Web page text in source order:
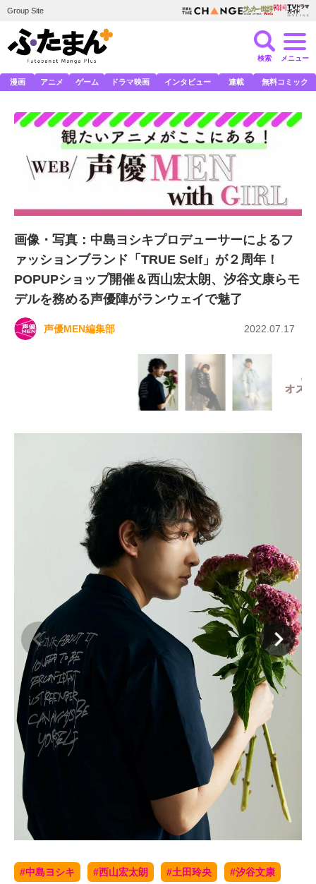
Group Site
検索 メニュー
漫画 アニメ ゲーム ドラマ映画 インタビュー 連載 無料コミック
画像・写真：中島ヨシキプロデューサーによるフ
ァッションブランド「TRUE Self」が２周年！
POPUPショップ開催＆西山宏太朗、汐谷文康らモ
デルを務める声優陣がランウェイで魅了
声優MEN編集部 2022.07.17
#中島ヨシキ #西山宏太朗 #土田玲央 #汐谷文康